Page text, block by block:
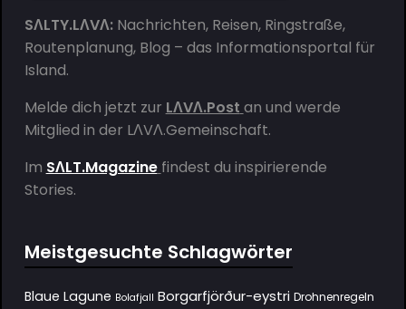
SΛLTY.LΛVΛ:Nachrichten, Reisen, Ringstraße,
Routenplanung, Blog – das Informationsportal für
Island.
Melde dich jetzt zur LΛVΛ.Post an und werde
Mitglied in der LΛVΛ.Gemeinschaft.
Im SΛLT.Magazine findest du inspirierende
Stories.
Meistgesuchte Schlagwörter
Blaue Lagune Bolafjall Borgarfjörður-eystri Drohnenregeln